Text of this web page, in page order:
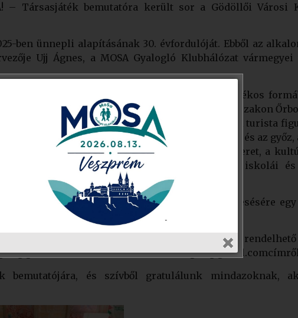
– Társasjáték bemutatóra került sor a Gödöllői Városi
ben ünnepli alapításának 30. évfordulóját. Ebből az
Ujj Ágnes, a MOSA Gyalogló Klubhálózat
értékeinek bemutatása élményszerű, játékos
öleli fel, hanem ennek egy kisebb területét: északon
került fel a táblára. A táblán egyedi tervezésű turista
kérdés-kártyák segítségével lehet, és az győz,
344,2 méteres pontjára. A kérdések – a honismeret, a
szabályait is felölelik. A játékból a térség iskolái és
ösztönzés is a játék helyszíneinek felkeresésére
iskolák, könyvtárak részére, de meg is rendelhető
bemutatójára, és szívből gratulálunk mindazoknak,